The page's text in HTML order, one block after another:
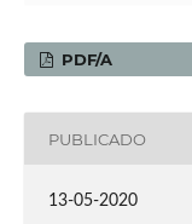
PDF/A
PUBLICADO
13-05-2020